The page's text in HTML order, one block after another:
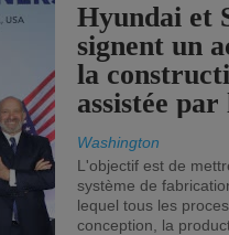
Hyundai et
signent un
la
assistée
Washington
L'objectif est de
système de
lequel tous les
conception, la